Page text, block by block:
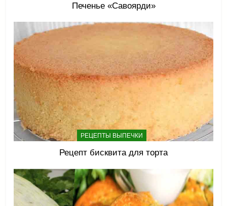
Печенье «Савоярди»
РЕЦЕПТЫ ВЫПЕЧКИ
Рецепт бисквита для торта